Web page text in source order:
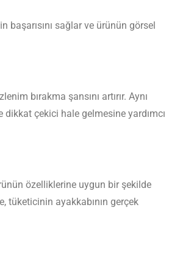
başarısını sağlar ve ürünün görsel
bırakma şansını artırır. Aynı
çekici hale gelmesine yardımcı
özelliklerine uygun bir şekilde
tüketicinin ayakkabının gerçek